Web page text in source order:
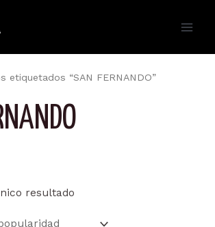
etiquetados “SAN FERNANDO”
resultado